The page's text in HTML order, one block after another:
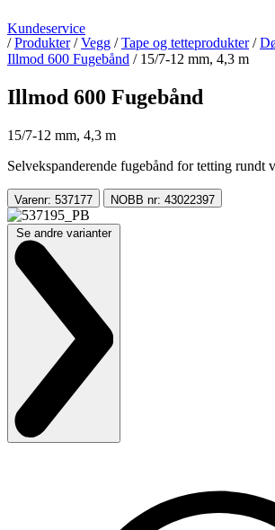
Kundeservice
/ Produkter / Vegg / Tape og tetteprodukter /
Illmod 600 Fugebånd / 15/7-12 mm, 4,3 m
Illmod 600 Fugebånd
15/7-12 mm, 4,3 m
Selvekspanderende fugebånd for tetting rundt
Varenr: 537177 NOBB nr: 43022397
Se andre varianter